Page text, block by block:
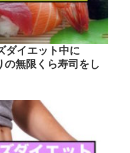
ダイエット中に
無限くら寿司をし